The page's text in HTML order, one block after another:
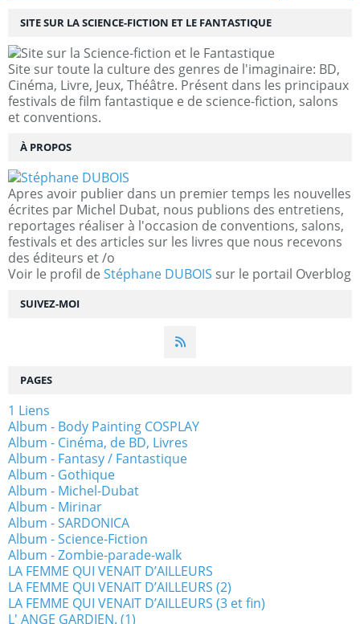
SUIVEZ-MOI
SITE SUR LA SCIENCE-FICTION ET LE FANTASTIQUE
Site sur toute la culture des genres de l'imaginaire: BD,
Cinéma, Livre, Jeux, Théâtre. Présent dans les principaux
festivals de film fantastique e de science-fiction, salons
et conventions.
À PROPOS
Apres avoir publier dans un premier temps les nouvelles
écrites par Michel Dubat, nous publions des entretiens,
reportages réaliser à l'occasion de conventions, salons,
festivals et des articles sur les livres que nous recevons
des éditeurs et /o
Voir le profil de Stéphane DUBOIS sur le portail Overblog
PAGES
1 Liens
Album - Body Painting COSPLAY
Album - Cinéma, de BD, Livres
Album - Fantasy / Fantastique
Album - Gothique
Album - Michel-Dubat
Album - Mirinar
Album - SARDONICA
Album - Science-Fiction
Album - Zombie-parade-walk
LA FEMME QUI VENAIT D’AILLEURS
LA FEMME QUI VENAIT D’AILLEURS (2)
LA FEMME QUI VENAIT D’AILLEURS (3 et fin)
L' ANGE GARDIEN. (1)